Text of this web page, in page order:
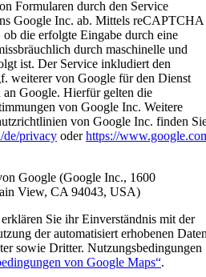
Formularen durch den Service
Google Inc. ab. Mittels reCAPTCHA
die erfolgte Eingabe durch eine
durch maschinelle und
ist. Der Service inkludiert den
weiterer von Google für den Dienst
Google. Hierfür gelten die
von Google Inc. Weitere
von Google Inc. finden
de/privacy oderhttps://
Google (Google Inc., 1600
View, CA 94043, USA)
Sie ihr Einverständnis mit der
der automatisiert erhobenen
sowie Dritter. Nutzungsbedingungen
von Google Maps“.